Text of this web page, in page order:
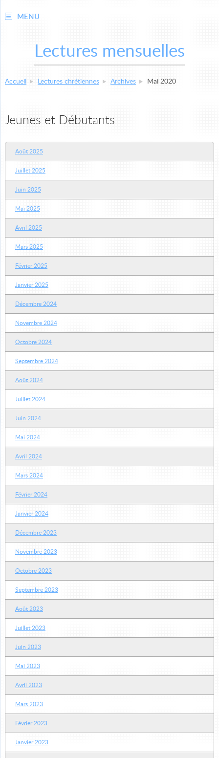
MENU
Lectures mensuelles
Accueil Lectures chrétiennes Archives Mai 2020
Jeunes et Débutants
Août 2025
Juillet 2025
Juin 2025
Mai 2025
Avril 2025
Mars 2025
Février 2025
Janvier 2025
Décembre 2024
Novembre 2024
Octobre 2024
Septembre 2024
Août 2024
Juillet 2024
Juin 2024
Mai 2024
Avril 2024
Mars 2024
Février 2024
Janvier 2024
Décembre 2023
Novembre 2023
Octobre 2023
Septembre 2023
Août 2023
Juillet 2023
Juin 2023
Mai 2023
Avril 2023
Mars 2023
Février 2023
Janvier 2023